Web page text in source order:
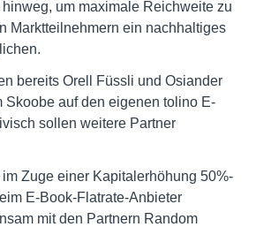
um maximale Reichweite zu
Marktteilnehmern ein nachhaltiges
bereits Orell Füssli und Osiander
Skoobe auf den eigenen tolino E-
sollen weitere Partner
Zuge einer Kapitalerhöhung 50%-
E-Book-Flatrate-Anbieter
mit den Partnern Random